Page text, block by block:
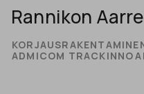
Rannikon
ADMICOM TRACKINNO